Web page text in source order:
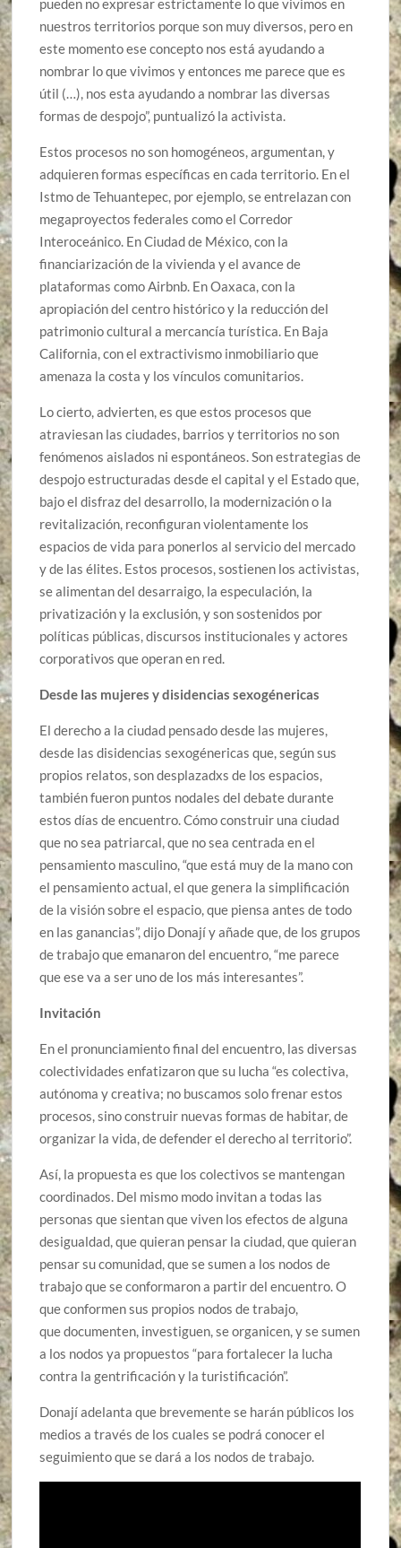
nuestros territorios porque son muy diversos, pero en
este momento ese concepto nos está ayudando a
nombrar lo que vivimos y entonces me parece que es
útil (…), nos esta ayudando a nombrar las diversas
formas de despojo”, puntualizó la activista.
Estos procesos no son homogéneos, argumentan, y
adquieren formas específicas en cada territorio. En el
Istmo de Tehuantepec, por ejemplo, se entrelazan con
megaproyectos federales como el Corredor
Interoceánico. En Ciudad de México, con la
financiarización de la vivienda y el avance de
plataformas como Airbnb. En Oaxaca, con la
apropiación del centro histórico y la reducción del
patrimonio cultural a mercancía turística. En Baja
California, con el extractivismo inmobiliario que
amenaza la costa y los vínculos comunitarios.
Lo cierto, advierten, es que estos procesos que
atraviesan las ciudades, barrios y territorios no son
fenómenos aislados ni espontáneos. Son estrategias de
despojo estructuradas desde el capital y el Estado que,
bajo el disfraz del desarrollo, la modernización o la
revitalización, reconfiguran violentamente los
espacios de vida para ponerlos al servicio del mercado
y de las élites. Estos procesos, sostienen los activistas,
se alimentan del desarraigo, la especulación, la
privatización y la exclusión, y son sostenidos por
políticas públicas, discursos institucionales y actores
corporativos que operan en red.
Desde las mujeres ydisidencias sexogénericas
El derecho a la ciudad pensado desde las mujeres,
desde las disidencias sexogénericas que, según sus
propios relatos, son desplazadxs de los espacios,
también fueron puntos nodales del debate durante
estos días de encuentro. Cómo construir una ciudad
que no sea patriarcal, que no sea centrada en el
pensamiento masculino, “que está muy de la mano con
el pensamiento actual, el que genera la simplificación
de la visión sobre el espacio, que piensa antes de todo
en las ganancias”, dijo Donají y añade que, de los grupos
de trabajo que emanaron del encuentro, “me parece
que ese va a ser uno de los más interesantes”.
Invitación
En el pronunciamiento final del encuentro, las diversas
colectividades enfatizaron que su lucha “es colectiva,
autónoma y creativa; no buscamos solo frenar estos
procesos, sino construir nuevas formas de habitar, de
organizar la vida, de defender el derecho al territorio”.
Así, la propuesta es que los colectivos se mantengan
coordinados. Del mismo modo invitan a todas las
personas que sientan que viven los efectos de alguna
desigualdad, que quieran pensar la ciudad, que quieran
pensar su comunidad, que se sumen a los nodos de
trabajo que se conformaron a partir del encuentro. O
que conformen sus propios nodos de trabajo,
que documenten, investiguen, se organicen, y se sumen
a los nodos ya propuestos “para fortalecer la lucha
contra la gentrificación y la turistificación”.
Donají adelanta que brevemente se harán públicos los
medios a través de los cuales se podrá conocer el
seguimiento que se dará a los nodos de trabajo.